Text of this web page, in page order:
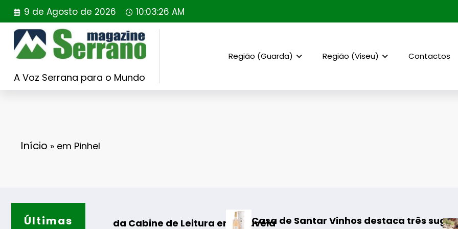
Saltar
para
conteúdo
9 de Agosto de 2026 10:03:27 AM
A Voz Serrana para o Mundo
Região (Guarda) Região (Viseu) Contactos
Início » em Pinhel
Últimas
da Cabine de Leitura em GouveiaCasa de Santar Vinhos destaca três sugestões para os
Rewilding